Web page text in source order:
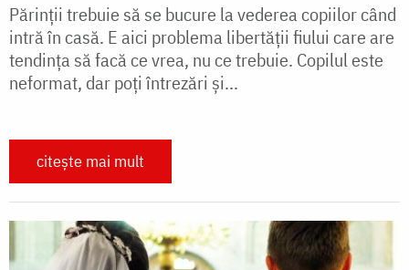
Părinţii trebuie să se bucure la vederea copiilor când
intră în casă. E aici problema libertăţii fiului care are
tendinţa să facă ce vrea, nu ce trebuie. Copilul este
neformat, dar poţi întrezări şi...
citește mai mult